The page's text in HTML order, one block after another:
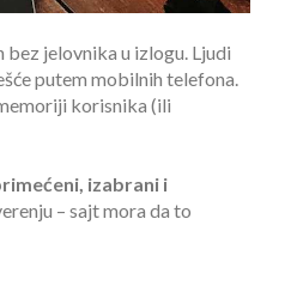
jelovnika u izlogu. Ljudi
putem mobilnih telefona.
korisnika (ili
izabrani i
– sajt mora da to